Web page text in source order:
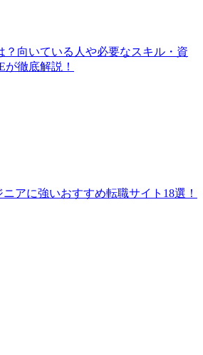
？向いている人や必要なスキル・資
徹底解説！
アに強いおすすめ転職サイト18選！